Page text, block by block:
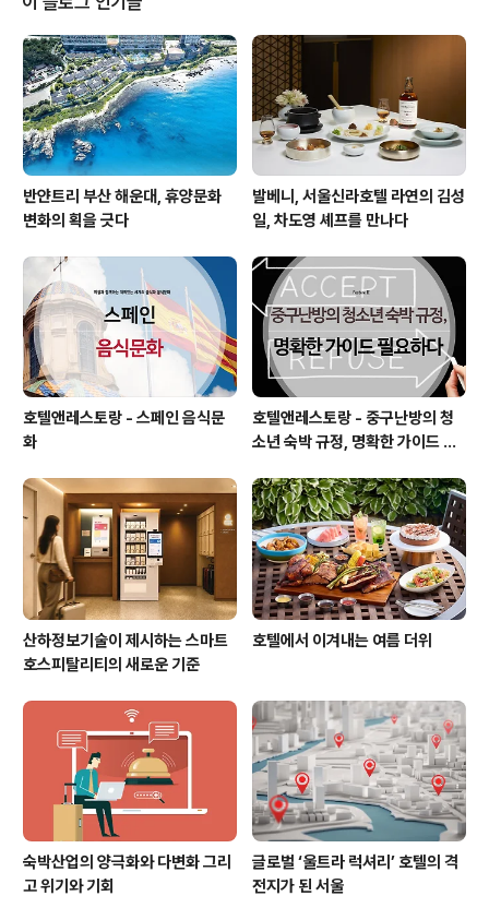
는 많이 이뤄졌지만 관련 산·관·연·학이 모두 모여 컨퍼런스
를 개최한 적은 없었으므로 그 의미가 남달랐다. 이날 컨퍼
런스 내용에 따르면, 최근 2000년 대 초반에 살고 있는 우
리의 1년은 조선시대에 살고 있는 사람들의 60년과도 같
다 한다. 여러모로 난제에..
반얀트리 부산 해운대, 휴양문화
변화의 획을 긋다
발베니, 서울신라호텔 라연의 김성
일, 차도영 셰프를 만나다
호텔앤레스토랑 - 스페인 음식문
화
호텔앤레스토랑 - 중구난방의 청
소년 숙박 규정, 명확한 가이드 필
산하정보기술이 제시하는 스마트
호스피탈리티의 새로운 기준
호텔에서 이겨내는 여름 더위
숙박산업의 양극화와 다변화 그리
고 위기와 기회
글로벌 ‘울트라 럭셔리’ 호텔의 격
전지가 된 서울